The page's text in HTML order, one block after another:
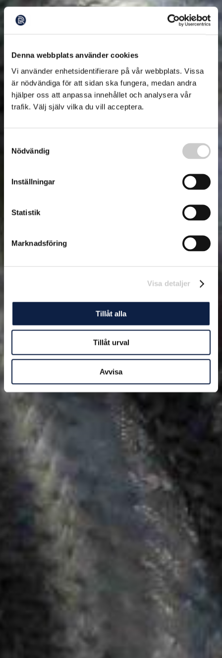
Denna webbplats använder cookies
Vi använder enhetsidentifierare på vår webbplats. Vissa
är nödvändiga för att sidan ska fungera, medan andra
hjälper oss att anpassa innehållet och analysera vår
trafik. Välj själv vilka du vill acceptera.
Nödvändig
Inställningar
Statistik
Marknadsföring
Visa detaljer
Tillåt alla
Tillåt urval
Avvisa